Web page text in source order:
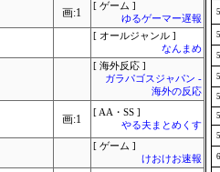
画:1
[ ゲーム ]
ゆるゲーマー遅報
[ オールジャンル ]
なんまめ
[ 海外反応 ]
ガラパゴスジャパン -
海外の反応
画:1
[ AA・SS ]
やる夫まとめくす
[ ゲーム ]
けおけお速報